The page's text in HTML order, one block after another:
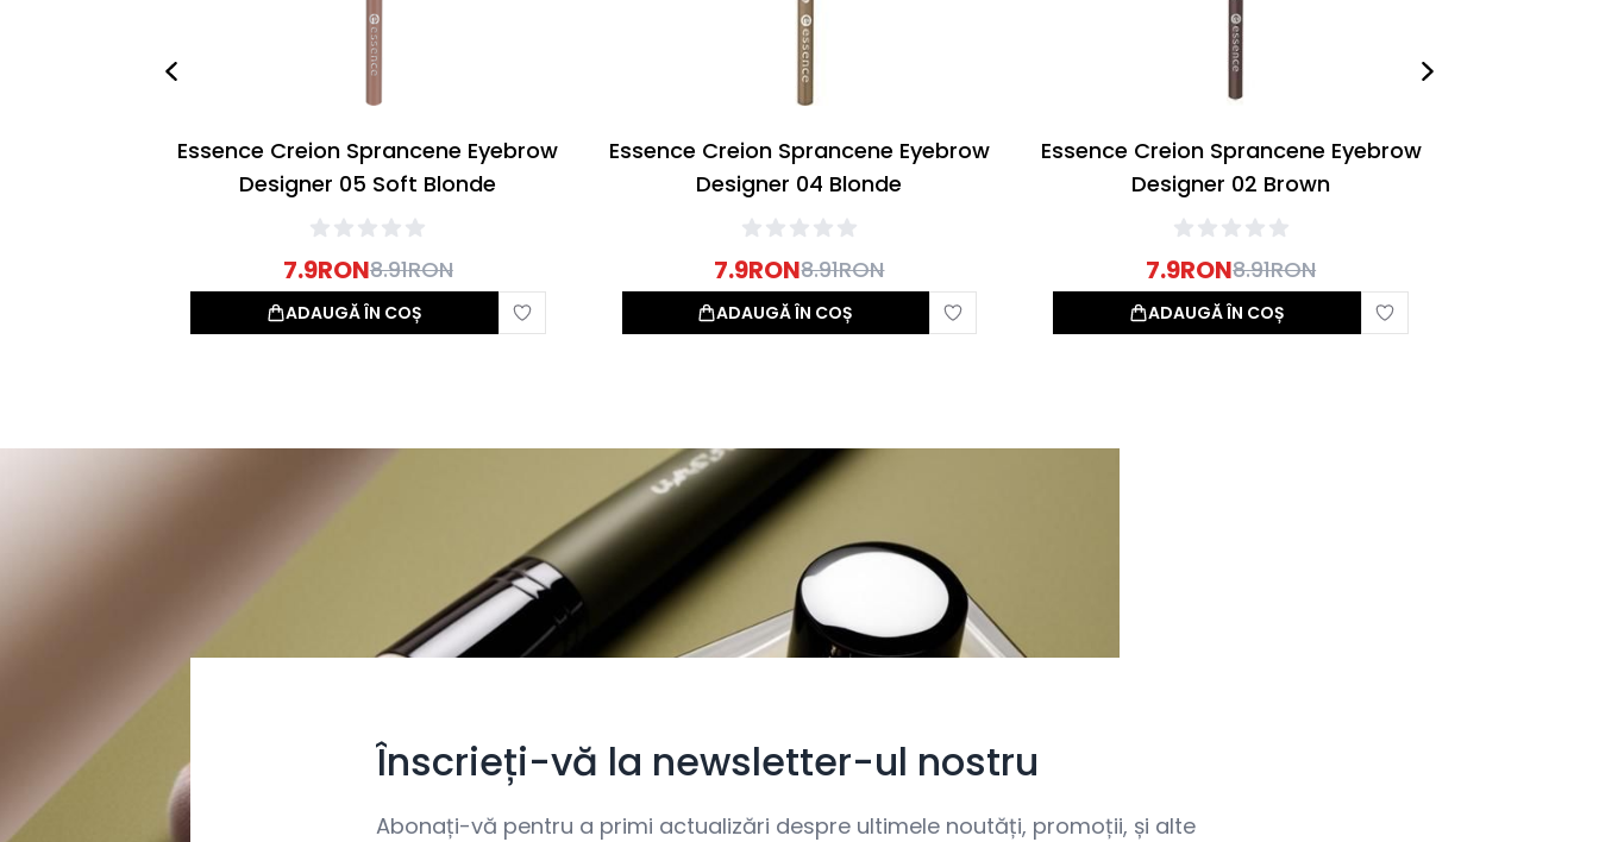
Essence Creion Sprancene Eyebrow
Designer 05 Soft Blonde
7.9RON8.91RON
ADAUGĂ ÎN COȘ
Essence Creion Sprancene Eyebrow
Designer 04 Blonde
7.9RON8.91RON
ADAUGĂ ÎN COȘ
Essence Creion Sprancene Eyebrow
Designer 02 Brown
7.9RON8.91RON
ADAUGĂ ÎN COȘ
Înscrieți-vă la newsletter-ul nostru
Abonați-vă pentru a primi actualizări despre ultimele noutăți, promoții, și alte